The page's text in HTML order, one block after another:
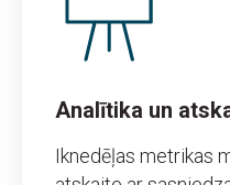
Analītika un
Iknedēļas metrikas